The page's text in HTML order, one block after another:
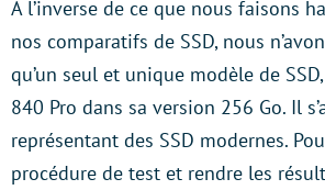
À l’inverse de ce que nous faisons
nos comparatifs de SSD, nous
qu’un seul et unique modèle de
840 Pro dans sa version 256 Go. Il
représentant des SSD modernes.
procédure de test et rendre les